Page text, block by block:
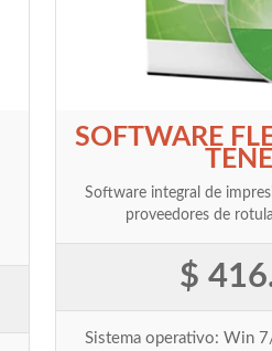
SOFTWARE
Software integral de
proveedores de
$
Sistema operativo: Win